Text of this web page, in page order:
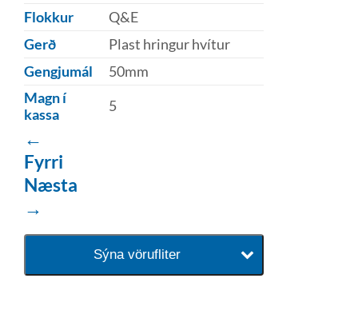
Flokkur
Q&E
Gerð
Plast hringur hvítur
Gengjumál
50mm
Magn í
kassa
5
←
Fyrri
Næsta
→
Sýna vörufliter